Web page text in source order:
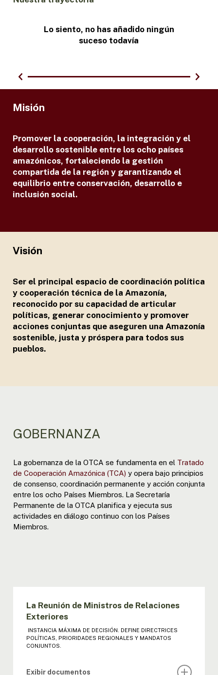
Lo siento, no has añadido ningún
suceso todavía
Misión
Promover la cooperación, la integración y el
desarrollo sostenible entre los ocho países
amazónicos, fortaleciendo la gestión
compartida de la región y garantizando el
equilibrio entre conservación, desarrollo e
inclusión social.
Visión
Ser el principal espacio de coordinación política
y cooperación técnica de la Amazonía,
reconocido por su capacidad de articular
políticas, generar conocimiento y promover
acciones conjuntas que aseguren una Amazonía
sostenible, justa y próspera para todos sus
pueblos.
GOBERNANZA
La gobernanza de la OTCA se fundamenta en el Tratado
de Cooperación Amazónica (TCA) y opera bajo principios
de consenso, coordinación permanente y acción conjunta
entre los ocho Países Miembros. La Secretaría
Permanente de la OTCA planifica y ejecuta sus
actividades en diálogo continuo con los Países
Miembros.
La Reunión de Ministros de Relaciones
Exteriores
INSTANCIA MÁXIMA DE DECISIÓN. DEFINE DIRECTRICES
POLÍTICAS, PRIORIDADES REGIONALES Y MANDATOS
CONJUNTOS.
Exibir documentos